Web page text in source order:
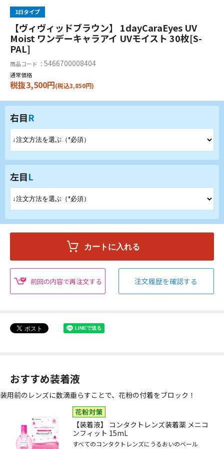
1日タイプ
【ヴィヴィッドブラウン】 1dayCaraEyes UV
Moist ワンデーキャラアイ UVモイスト 30枚[S-
PAL]
商品コード ： 5466700008404
通常価格
税抜3,500円(税込3,850円)
右目R
左目L
前回の内容で再注文する 注文履歴を確認する
おすすめ装着液
装用前のレンズに数滴垂らすことで、花粉の付着をブロック！
【装着液】 コンタクトレンズ装着薬 メニコ
ンフィット 15mL
すべてのコンタクトレンズにうるおいのベール